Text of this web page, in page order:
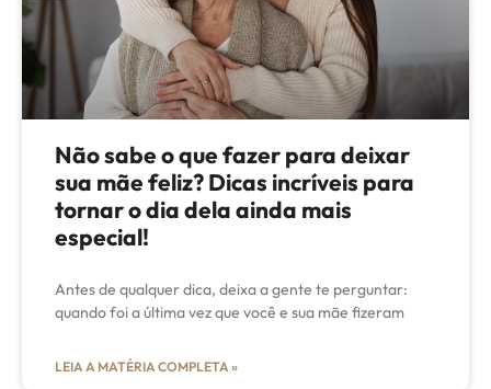
Não sabe o que fazer para deixar
sua mãe feliz? Dicas incríveis para
tornar o dia dela ainda mais
especial!
Antes de qualquer dica, deixa a gente te perguntar:
quando foi a última vez que você e sua mãe fizeram
LEIA A MATÉRIA COMPLETA »